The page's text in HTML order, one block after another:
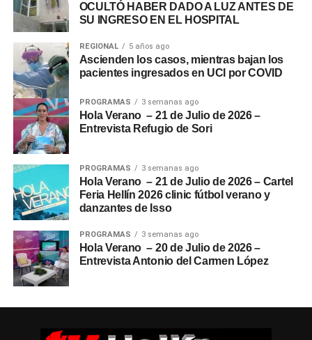
OCULTÓ HABER DADO A LUZ ANTES DE
SU INGRESO EN EL HOSPITAL
REGIONAL 5 años ago
Ascienden los casos, mientras bajan los
pacientes ingresados en UCI por COVID
PROGRAMAS 3 semanas ago
Hola Verano – 21 de Julio de 2026 –
Entrevista Refugio de Sori
PROGRAMAS 3 semanas ago
Hola Verano – 21 de Julio de 2026 – Cartel
Feria Hellín 2026 clinic fútbol verano y
danzantes de Isso
PROGRAMAS 3 semanas ago
Hola Verano – 20 de Julio de 2026 –
Entrevista Antonio del Carmen López